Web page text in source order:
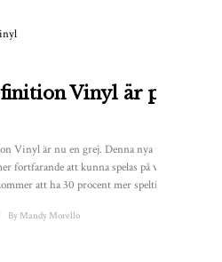
Vinyl är på
Vinyl är nu en grej. Denna nya typ av
fortfarande att kunna spelas på vanliga
att ha 30 procent mer speltid ...
By Mandy Morello